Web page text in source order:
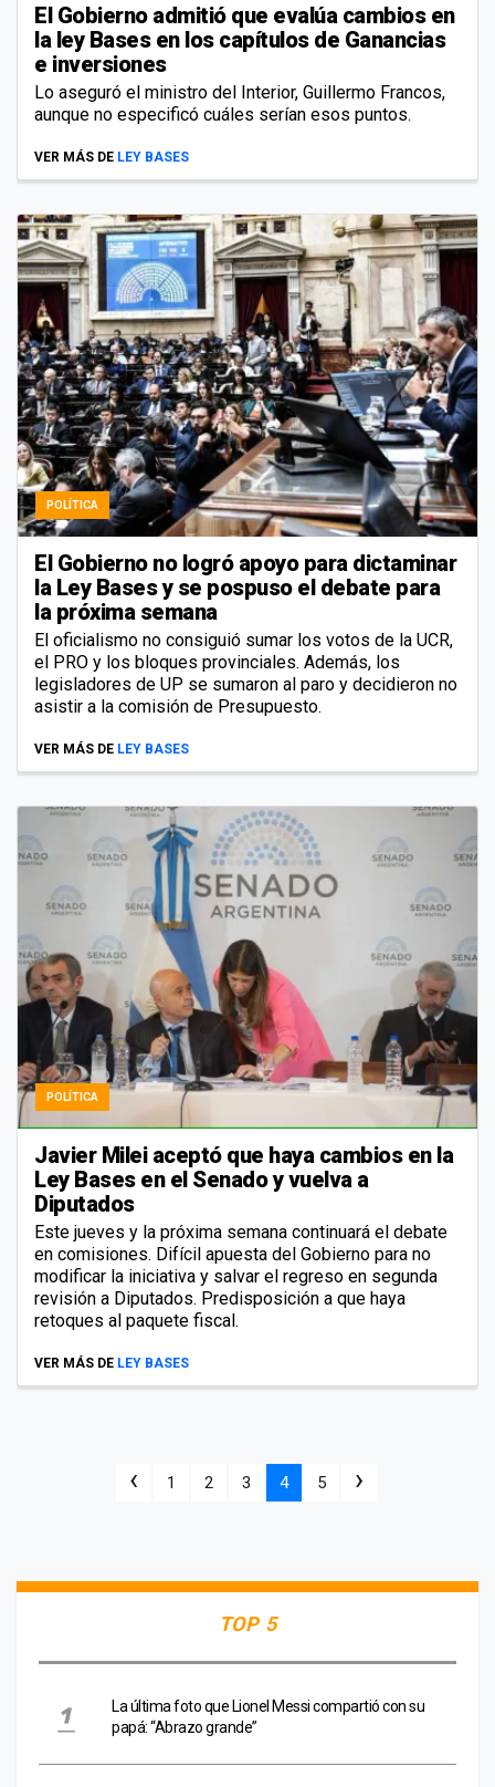
El Gobierno admitió que evalúa cambios en
la ley Bases en los capítulos de Ganancias
e inversiones
Lo aseguró el ministro del Interior, Guillermo Francos,
aunque no especificó cuáles serían esos puntos.
VER MÁS DE LEY BASES
POLÍTICA
El Gobierno no logró apoyo para dictaminar
la Ley Bases y se pospuso el debate para
la próxima semana
El oficialismo no consiguió sumar los votos de la UCR,
el PRO y los bloques provinciales. Además, los
legisladores de UP se sumaron al paro y decidieron no
asistir a la comisión de Presupuesto.
VER MÁS DE LEY BASES
POLÍTICA
Javier Milei aceptó que haya cambios en la
Ley Bases en el Senado y vuelva a
Diputados
Este jueves y la próxima semana continuará el debate
en comisiones. Difícil apuesta del Gobierno para no
modificar la iniciativa y salvar el regreso en segunda
revisión a Diputados. Predisposición a que haya
retoques al paquete fiscal.
VER MÁS DE LEY BASES
‹ 1 2 3 4 5 ›
TOP 5
La última foto que Lionel Messi compartió con su
papá: “Abrazo grande”